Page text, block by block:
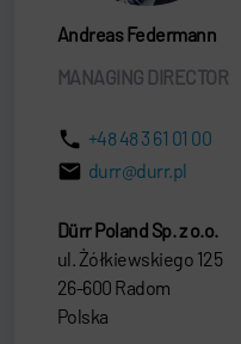
Andreas Federmann
MANAGING DIRECTOR
+48 48 3 61 01 00
durr@durr.pl
Dürr Poland Sp. z o.o.
ul. Żółkiewskiego 125
26-600 Radom
Polska